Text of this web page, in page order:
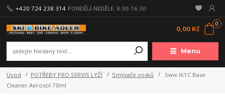
Menu
+420 724 238 314 PONDĚLÍ-NEDĚLE: 8:30-16:30
0
0,00 Kč
Úvod POTŘEBY PRO SERVIS LYŽÍ Smývače vosků
Swix I61C Base
Cleaner Aerosol 70ml